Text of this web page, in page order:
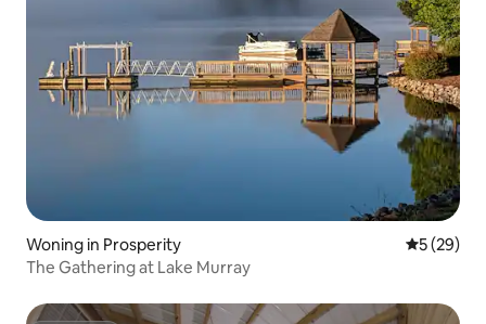
Woning in Prosperity
5 (29)
The Gathering at Lake Murray